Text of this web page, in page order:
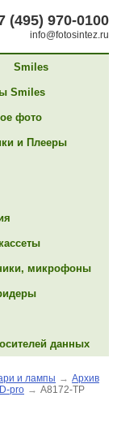
(495) 970-0100
info@fotosintez.ru
Smiles
Smiles
фото
и Плееры
микрофоны
данных
и лампы → Архив
pro → A8172-TP